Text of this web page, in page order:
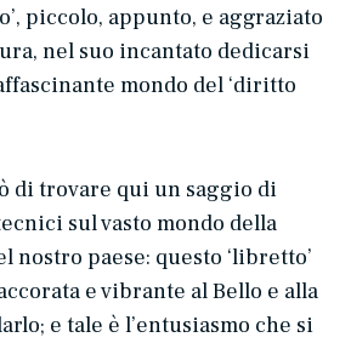
piccolo, appunto, e aggraziato
nel suo incantato dedicarsi
mondo del ‘diritto
di trovare qui un saggio di
sul vasto mondo della
nostro paese: questo ‘libretto’
e vibrante al Bello e alla
e tale è l’entusiasmo che si